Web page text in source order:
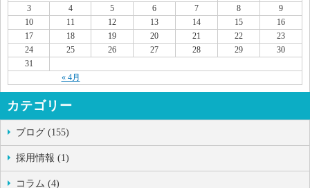
« 4月
3
4 5 6 7 8
9
10
11 12 13 14 15
16
17
18 19 20 21 22
23
24
25 26 27 28 29
30
31
カテゴリー
ブログ (155)
採用情報 (1)
コラム (4)